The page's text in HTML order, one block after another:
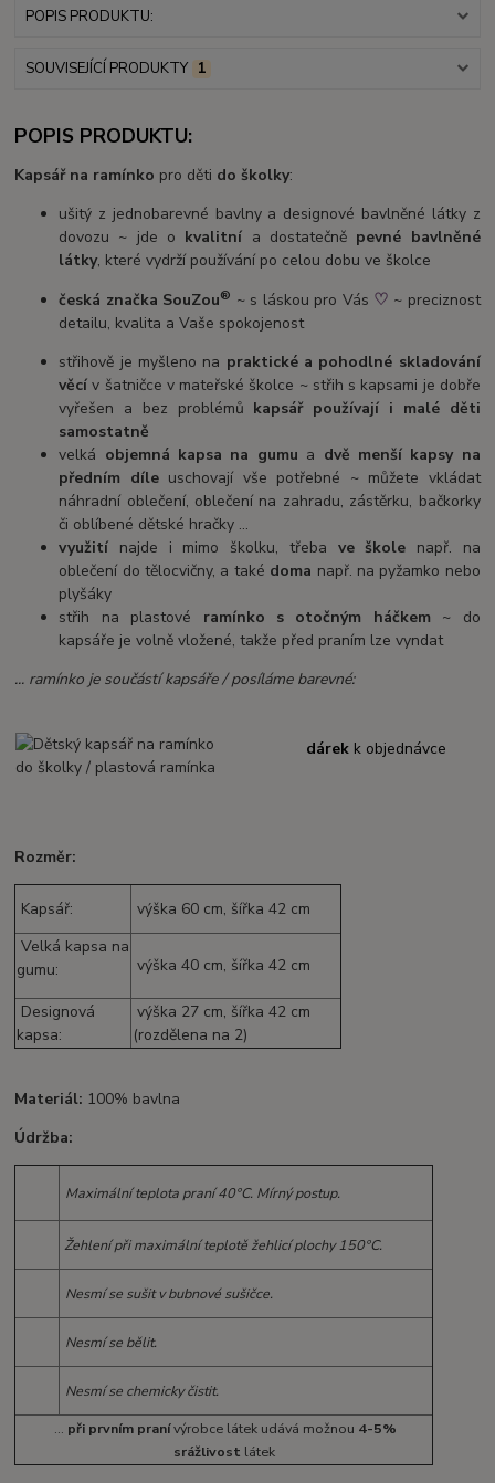
POPIS PRODUKTU:
SOUVISEJÍCÍ PRODUKTY 1
POPIS PRODUKTU:
Kapsář na ramínko pro děti do školky:
ušitý z jednobarevné bavlny a designové bavlněné látky z
dovozu ~ jde o kvalitní a dostatečně pevné bavlněné
látky, které vydrží používání po celou dobu ve školce
česká značka SouZou® ~ s láskou pro Vás ♡ ~ preciznost
detailu, kvalita a Vaše spokojenost
střihově je myšleno na praktické a pohodlné skladování
věcív šatničce v mateřské školce ~ střih s kapsami je dobře
vyřešen a bez problémů kapsář používají i malé děti
samostatně
velká objemná kapsa na gumu a dvě menší kapsy na
předním díle uschovají vše potřebné ~ můžete vkládat
náhradní oblečení, oblečení na zahradu, zástěrku, bačkorky
či oblíbené dětské hračky ...
využití najde i mimo školku, třeba ve škole např. na
oblečení do tělocvičny, a také doma např. na pyžamko nebo
plyšáky
střih na plastové ramínko s otočným háčkem ~ do
kapsáře je volně vložené, takže před praním lze vyndat
... ramínko je součástí kapsáře / posíláme barevné:
dárek k objednávce
Rozměr:
Kapsář:
výška 60 cm, šířka 42 cm
Velká kapsa na
gumu:
výška 40 cm, šířka 42 cm
Designová
kapsa:
výška 27 cm, šířka 42 cm
(rozdělena na 2)
Materiál: 100% bavlna
Údržba:
Maximální teplota praní 40°C. Mírný postup.
Žehlení při maximální teplotě žehlicí plochy 150°C.
Nesmí se sušit v bubnové sušičce.
Nesmí se bělit.
Nesmí se chemicky čistit.
... při prvním pranívýrobce látek udává možnou 4-5%
srážlivost látek